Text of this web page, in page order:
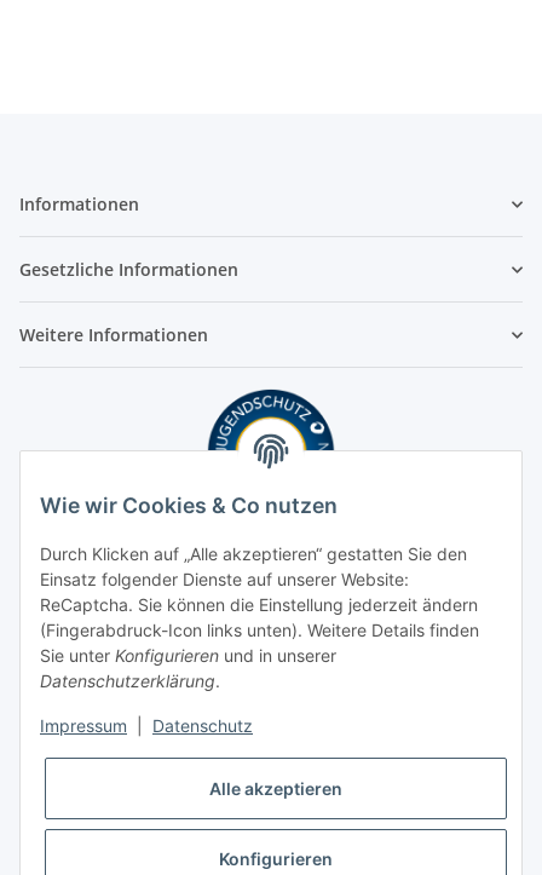
Informationen
Gesetzliche Informationen
Weitere Informationen
Wie wir Cookies & Co nutzen
Durch Klicken auf „Alle akzeptieren“ gestatten Sie den
Einsatz folgender Dienste auf unserer Website:
ReCaptcha. Sie können die Einstellung jederzeit ändern
(Fingerabdruck-Icon links unten). Weitere Details finden
Sie unter Konfigurieren und in unserer
Datenschutzerklärung.
Impressum Datenschutz
Alle akzeptieren
Konfigurieren